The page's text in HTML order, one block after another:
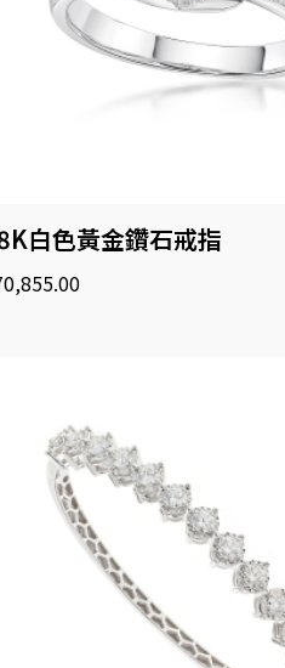
白色黃金鑽石戒指